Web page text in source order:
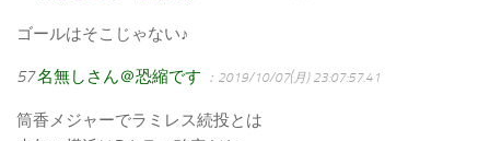
ゴールはそこじゃない♪
57名無しさん＠恐縮です ：2019/10/07(月) 23:07:57.41
筒香メジャーでラミレス続投とは